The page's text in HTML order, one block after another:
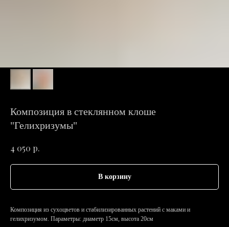
Композиция в стеклянном клоше
"Гелихризумы"
4 050 р.
В корзину
Композиция из сухоцветов и стабилизированных растений с маками и
гелихризумом. Параметры: диаметр 15см, высота 20см